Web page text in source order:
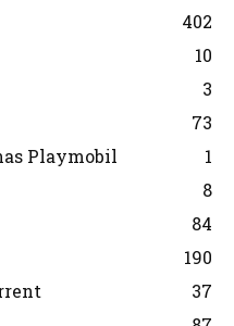
402
10
3
73
Playmobil
1
8
84
190
37